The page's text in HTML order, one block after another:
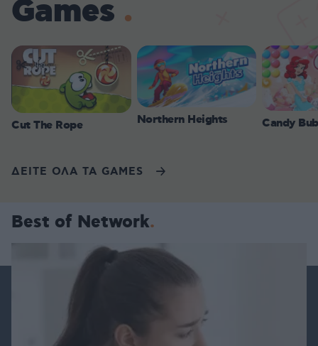
Games
Cut The Rope Northern Heights Candy
ΔΕΙΤΕ ΟΛΑ ΤΑ GAMES
Best of Network